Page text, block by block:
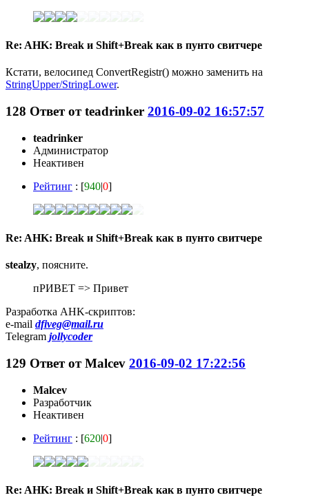
Re: AHK: Break и Shift+Break как в пунто свитчере
Кстати, велосипед ConvertRegistr() можно заменить на
StringUpper/StringLower.
128 Ответ отteadrinker 2016-09-02 16:57:57
teadrinker
Администратор
Неактивен
Рейтинг : [940|0]
Re: AHK: Break и Shift+Break как в пунто свитчере
stealzy, поясните.
пРИВЕТ => Привет
Разработка AHK-скриптов:
e-mail dfiveg@mail.ru
Telegram jollycoder
129 Ответ отMalcev 2016-09-02 17:22:56
Malcev
Разработчик
Неактивен
Рейтинг : [620|0]
Re: AHK: Break и Shift+Break как в пунто свитчере